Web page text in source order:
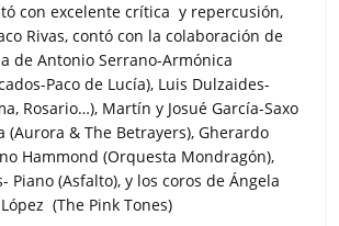
con excelente crítica y repercusión,
Rivas, contó con la colaboración de
de Antonio Serrano-Armónica
Paco de Lucía), Luis Dulzaides-
Rosario…), Martín y Josué García-Saxo
(Aurora & The Betrayers), Gherardo
Hammond (Orquesta Mondragón),
Piano (Asfalto), y los coros de Ángela
(The Pink Tones)